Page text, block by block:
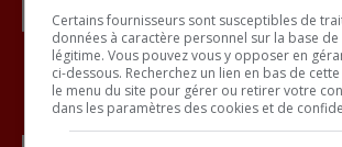
Inscrivez vous à
Certains fournisseurs sont susceptibles de
données à caractère personnel sur la base
légitime. Vous pouvez vous y opposer en
ci-dessous. Recherchez un lien en bas de
le menu du site pour gérer ou retirer votre
dans les paramètres des cookies et de